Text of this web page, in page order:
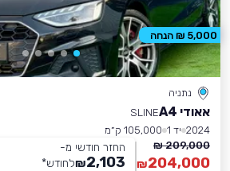
נתניה
אאודי A4
SLINE
2024 יד 1
105,000 ק״מ
209,000 ₪
204,000
₪
החזר חודשי מ-
2,103
₪לחודש*
5,000 ₪ הנחה